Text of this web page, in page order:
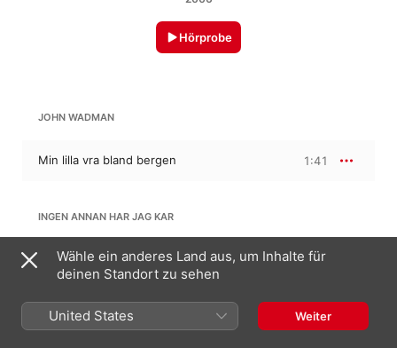
Hörprobe
JOHN WADMAN
Min lilla vra bland bergen 1:41
INGEN ANNAN HAR JAG KAR
Ingen annan har jag kar 2:08
RE'N I HARVET
Wähle ein anderes Land aus, um Inhalte für
deinen Standort zu sehen
United States Weiter